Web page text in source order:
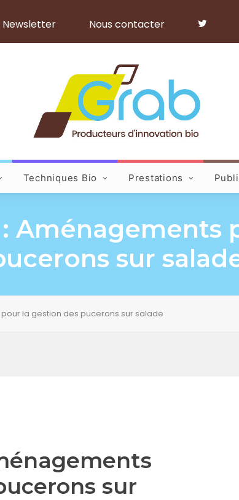
Newsletter Nous contacter
Techniques Bio Prestations
:
sur
pour la gestion des pucerons sur salade
sur